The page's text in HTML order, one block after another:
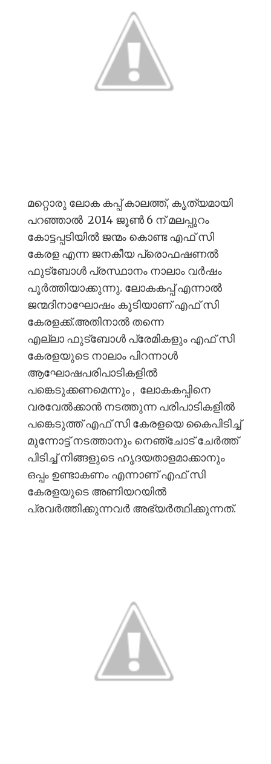
മറ്റൊരു ലോക കപ്പ് കാലത്ത്, കൃത്യമായി
പറഞ്ഞാൽ 2014 ജൂൺ 6 ന് മലപ്പുറം
കോട്ടപ്പടിയിൽ ജന്മം കൊണ്ട എഫ് സി
കേരള എന്ന ജനകീയ പ്രൊഫഷണൽ
ഫുട്ബോൾ പ്രസ്ഥാനം നാലാം വർഷം
പൂർത്തിയാക്കുന്നു. ലോകകപ്പ് എന്നാൽ
ജന്മദിനാഘോഷം കൂടിയാണ് എഫ് സി
കേരളക്ക്.അതിനാൽ തന്നെ
എല്ലാ ഫുട്ബോൾ പ്രേമികളും എഫ് സി
കേരളയുടെ നാലാം പിറന്നാൾ
ആഘോഷപരിപാടികളിൽ
പങ്കെടുക്കണമെന്നും , ലോകകപ്പിനെ
വരവേൽക്കാൻ നടത്തുന്ന പരിപാടികളിൽ
പങ്കെടുത്ത്‌ എഫ് സി കേരളയെ കൈപിടിച്ച്
മുന്നോട്ട് നടത്താനും നെഞ്ചോട് ചേർത്ത്
പിടിച്ച് നിങ്ങളുടെ ഹൃദയതാളമാക്കാനും
ഒപ്പം ഉണ്ടാകണം എന്നാണ് എഫ് സി
കേരളയുടെ അണിയറയിൽ
പ്രവർത്തിക്കുന്നവർ അഭ്യർത്ഥിക്കുന്നത്.